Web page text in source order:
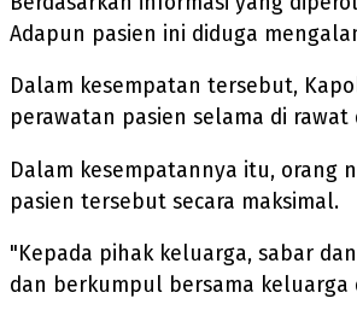
Adapun pasien ini diduga
Dalam kesempatan tersebut,
perawatan pasien selama di rawat
Dalam kesempatannya itu, orang
pasien tersebut secara maksimal.
"Kepada pihak keluarga, sabar
dan berkumpul bersama